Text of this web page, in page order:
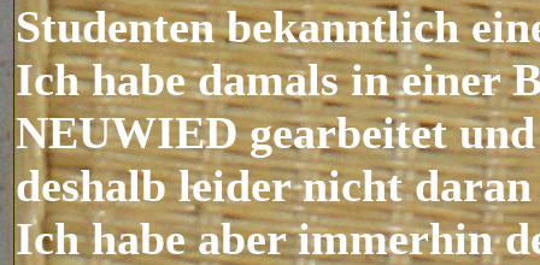
Studenten bekanntlich
Ich habe damals in einer
NEUWIED gearbeitet
deshalb leider nicht
Ich habe aber immerhin